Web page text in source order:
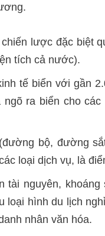
lược đặc biệt
tích cả nước).
tế biển với gần
ra biển cho
bộ, đường
loại dịch vụ, là
tài nguyên,
hình du lịch
nhân văn hóa.